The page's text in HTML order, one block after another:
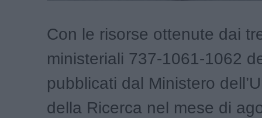
Con le risorse ottenute dai
ministeriali 737-1061-1062
pubblicati dal Ministero
della Ricerca nel mese di